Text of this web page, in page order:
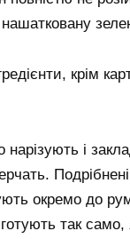
крім
нарізують і
окремо до
так